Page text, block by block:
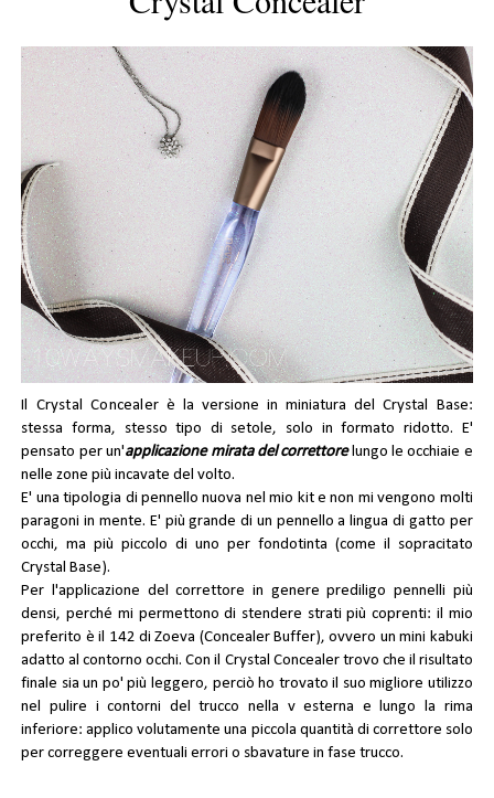
Il Crystal Concealer è la versione in miniatura del Crystal Base:
stessa forma, stesso tipo di setole, solo in formato ridotto. E'
pensato per un'applicazione mirata del correttorelungo le occhiaie e
nelle zone più incavate del volto.
E' una tipologia di pennello nuova nel mio kit e non mi vengono molti
paragoni in mente. E' più grande di un pennello a lingua di gatto per
occhi, ma più piccolo di uno per fondotinta (come il sopracitato
Crystal Base).
Per l'applicazione del correttore in genere prediligo pennelli più
densi, perché mi permettono di stendere strati più coprenti: il mio
preferito è il 142 di Zoeva (Concealer Buffer), ovvero un mini kabuki
adatto al contorno occhi. Con il Crystal Concealer trovo che il risultato
finale sia un po' più leggero, perciò ho trovato il suo migliore utilizzo
nel pulire i contorni del trucco nella v esterna e lungo la rima
inferiore: applico volutamente una piccola quantità di correttore solo
per correggere eventuali errori o sbavature in fase trucco.